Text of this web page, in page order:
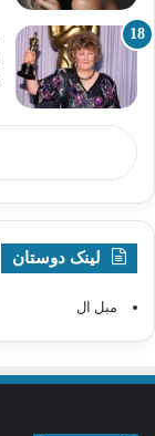
لینک دوستان
مبل ال